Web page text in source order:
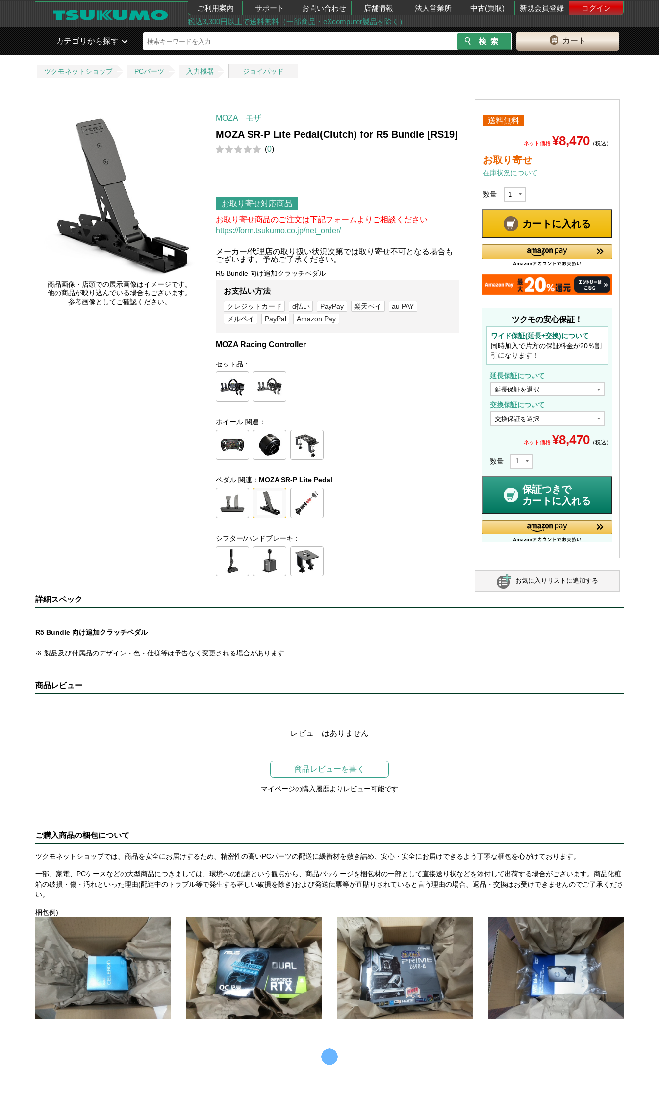
ご利用案内 サポート お問い合わせ 店舗情報 法人営業所 中古(買取) 新規会員登録
ログイン
税込3,300円以上で送料無料（一部商品・eXcomputer製品を除く）
カート
カテゴリから探す
ツクモネットショップ PCパーツ 入力機器 ジョイパッド
商品画像・店頭での展示画像はイメージです。
他の商品が映り込んでいる場合もございます。
参考画像としてご確認ください。
MOZA モザ
MOZA SR-P Lite Pedal(Clutch) for R5 Bundle [RS19]
(0)
お取り寄せ対応商品
お取り寄せ商品のご注文は下記フォームよりご相談ください
https://form.tsukumo.co.jp/net_order/
メーカー/代理店の取り扱い状況次第では取り寄せ不可となる場合も
ございます。予めご了承ください。
R5 Bundle 向け追加クラッチペダル
お支払い方法
クレジットカード d払い PayPay 楽天ペイ
au PAY
メルペイ
PayPal Amazon Pay
MOZA Racing Controller
セット品：
ホイール 関連：
ペダル 関連： MOZA SR-P Lite Pedal
シフター/ハンドブレーキ：
送料無料
ネット価格 ¥8,470 （税込）
お取り寄せ
在庫状況について
数量
カートに入れる
ツクモの安心保証！
ワイド保証(延長+交換)について
同時加入で片方の保証料金が20％割
引になります！
延長保証について
交換保証について
ネット価格 ¥8,470 （税込）
数量
保証つきで
カートに入れる
お気に入りリストに追加する
詳細スペック
R5 Bundle 向け追加クラッチペダル
※ 製品及び付属品のデザイン・色・仕様等は予告なく変更される場合があります
商品レビュー
レビューはありません
商品レビューを書く
マイページの購入履歴よりレビュー可能です
ご購入商品の梱包について
ツクモネットショップでは、商品を安全にお届けするため、精密性の高いPCパーツの配送に緩衝材を敷き詰め、安心・安全にお届けできるよう丁寧な梱包を心がけております。
一部、家電、PCケースなどの大型商品につきましては、環境への配慮という観点から、商品パッケージを梱包材の一部として直接送り状などを添付して出荷する場合がございます。商品化粧
箱の破損・傷・汚れといった理由(配達中のトラブル等で発生する著しい破損を除き)および発送伝票等が直貼りされていると言う理由の場合、返品・交換はお受けできませんのでご了承くださ
い。
梱包例)